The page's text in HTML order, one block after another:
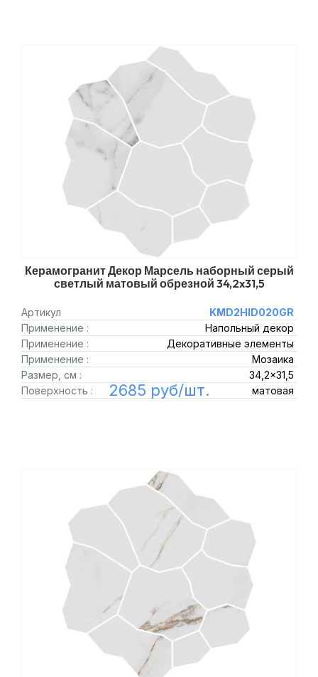
Керамогранит Декор Марсель наборный серый
светлый матовый обрезной 34,2x31,5
Артикул
KMD2HID020GR
Применение :
Напольный декор
Применение :
Декоративные элементы
Применение :
Мозаика
Размер, см :
34,2x31,5
Поверхность :
матовая
2685 руб/шт.